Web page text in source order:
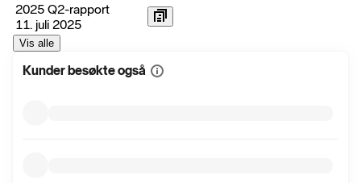
2025 Q2-rapport
11. juli 2025
Vis alle
Kunder besøkte også Vis